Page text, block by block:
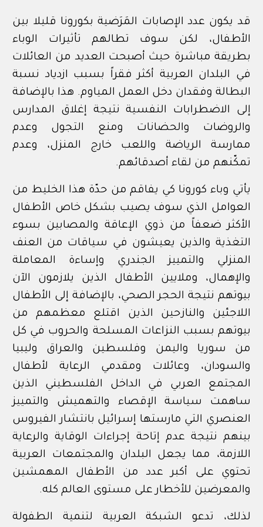
قد يكون عدد الإصابات المَرَضية بكورونا قليلا بين
الأطفال، لكن سوف تطالهم تأثيرات الوباء
بطريقة مباشرة حيث أصبحت العديد من العائلات
في البلدان العربية أكثر فقراً بسبب ازدياد نسبة
البطالة وفقدان دخل العمل المياوم. هذا بالإضافة
إلى الاضطرابات النفسية نتيجة إغلاق المدارس
والروضات والحضانات ومنع التجول وعدم
ممارسة الرياضة واللعب خارج المنزل، وعدم
تمكّنهم من لقاء أصدقائهم.
يأتي وباء كورونا كي يفاقم من حدّة هذا الخليط من
العوامل الذي سوف يصيب بشكل خاص الأطفال
الأكثر ضعفاً من ذوي الإعاقة والمصابين بسوء
التغذية والذين يعيشون في سياقات من العنف
المنزلي والتمييز الجندري وإساءة المعاملة
والإهمال، وملايين الأطفال الذين يلازمون الآن
بيوتهم نتيجة الحجر الصحي، بالإضافة إلى الأطفال
اللاجئين والنازحين الذين اقتلع معظمهم من
بيوتهم بسبب النزاعات المسلحة والحروب في كل
من سوريا واليمن وفلسطين والعراق وليبيا
والسودان، وعائلات ومقدمي الرعاية لأطفال
المجتمع العربي في الداخل الفلسطيني الذين
ساهمت سياسة الإقصاء والتهميش والتمييز
العنصري التي مارستها إسرائيل بانتشار الفيروس
بينهم نتيجة عدم إتاحة إجراءات الوقاية والرعاية
اللازمة، مما يجعل البلدان والمجتمعات العربية
تحتوي على أكبر عدد من الأطفال المهمشين
والمعرضين للأخطار على مستوى العالم كله.
لذلك، تدعو الشبكة العربية لتنمية الطفولة